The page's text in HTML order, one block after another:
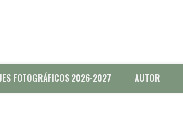
FOTOGRÁFICOS 2026-2027 AUTOR